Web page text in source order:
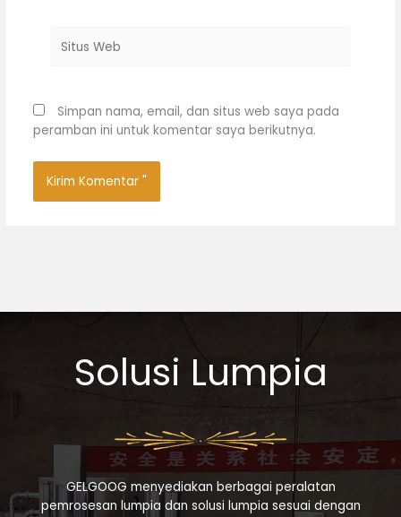
Web
Simpan nama, email, dan situs web saya pada
peramban ini untuk komentar saya berikutnya.
Solusi Lumpia
GELGOOG menyediakan berbagai peralatan
pemrosesan lumpia dan solusi lumpia sesuai dengan